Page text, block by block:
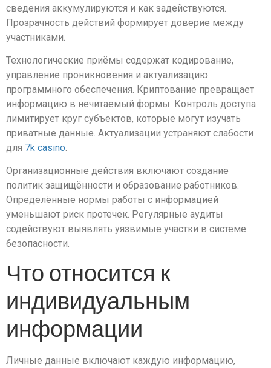
сведения аккумулируются и как задействуются.
Прозрачность действий формирует доверие между
участниками.
Технологические приёмы содержат кодирование,
управление проникновения и актуализацию
программного обеспечения. Криптование превращает
информацию в нечитаемый формы. Контроль доступа
лимитирует круг субъектов, которые могут изучать
приватные данные. Актуализации устраняют слабости
для 7k casino.
Организационные действия включают создание
политик защищённости и образование работников.
Определённые нормы работы с информацией
уменьшают риск протечек. Регулярные аудиты
содействуют выявлять уязвимые участки в системе
безопасности.
Что относится к
индивидуальным
информации
Личные данные включают каждую информацию,